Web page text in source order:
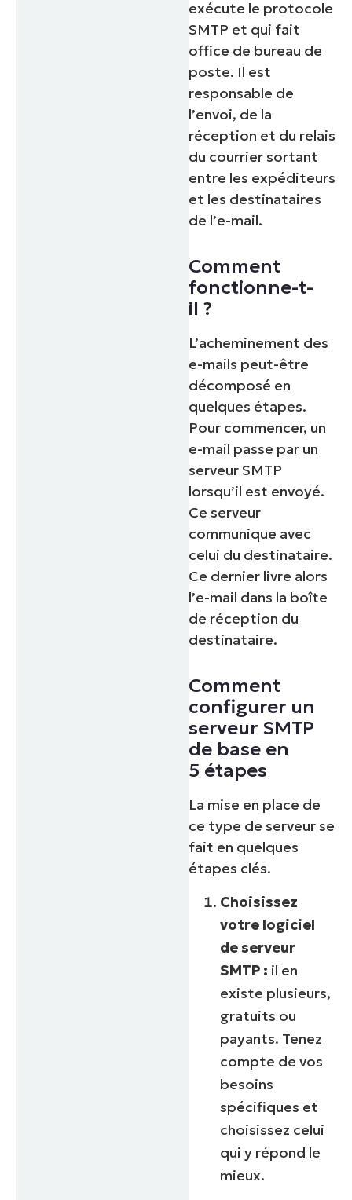
exécute le protocole
SMTP et qui fait
office de bureau de
poste. Il est
responsable de
l’envoi, de la
réception et du relais
du courrier sortant
entre les expéditeurs
et les destinataires
de l’e-mail.
Comment
fonctionne-t-
il ?
L’acheminement des
e-mails peut-être
décomposé en
quelques étapes.
Pour commencer, un
e-mail passe par un
serveur SMTP
lorsqu’il est envoyé.
Ce serveur
communique avec
celui du destinataire.
Ce dernier livre alors
l’e-mail dans la boîte
de réception du
destinataire.
Comment
configurer un
serveur SMTP
de base en
5 étapes
La mise en place de
ce type de serveur se
fait en quelques
étapes clés.
Choisissez
votre logiciel
de serveur
SMTP : il en
existe plusieurs,
gratuits ou
payants. Tenez
compte de vos
besoins
spécifiques et
choisissez celui
qui y répond le
mieux.